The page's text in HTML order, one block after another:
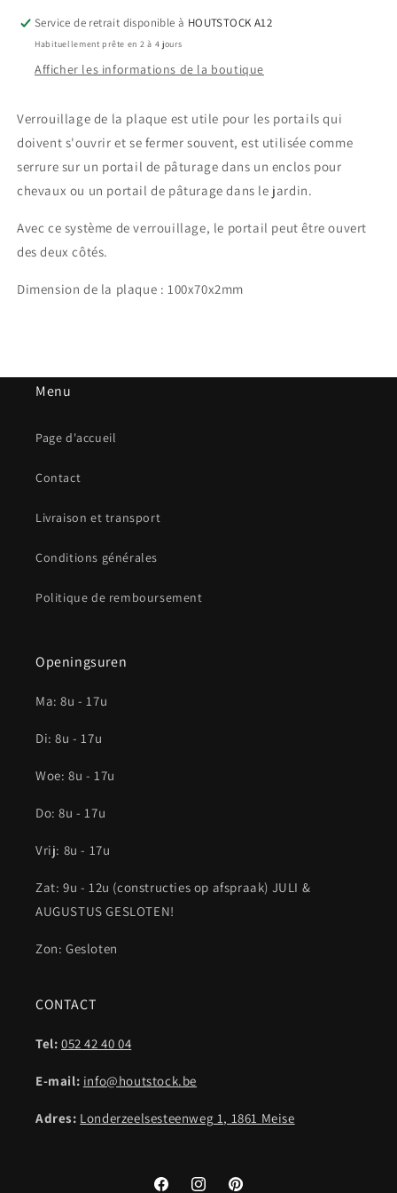
la
(revêtement
en
noir)
la
plaque
(revêtement
en
noir)
Service de retrait disponible à HOUTSTOCK A12
Habituellement prête en 2 à 4 jours
Afficher les informations de la boutique
Verrouillage de la plaque est utile pour les portails qui
doivent s'ouvrir et se fermer souvent, est utilisée comme
serrure sur un portail de pâturage dans un enclos pour
chevaux ou un portail de pâturage dans le jardin.
Avec ce système de verrouillage, le portail peut être ouvert
des deux côtés.
Dimension de la plaque : 100x70x2mm
Menu
Page d'accueil
Contact
Livraison et transport
Conditions générales
Politique de remboursement
Openingsuren
Ma: 8u - 17u
Di: 8u - 17u
Woe: 8u - 17u
Do: 8u - 17u
Vrij: 8u - 17u
Zat: 9u - 12u (constructies op afspraak) JULI &
AUGUSTUS GESLOTEN!
Zon: Gesloten
CONTACT
Tel: 052 42 40 04
E-mail: info@houtstock.be
Adres: Londerzeelsesteenweg 1, 1861 Meise